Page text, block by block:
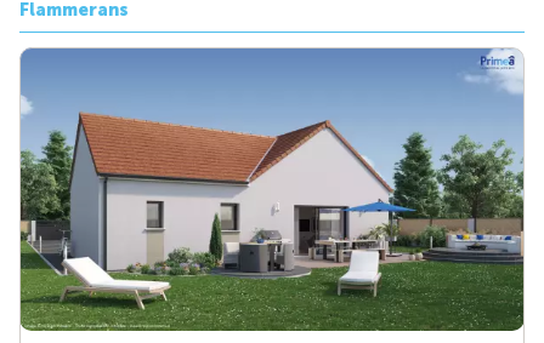
Flammerans